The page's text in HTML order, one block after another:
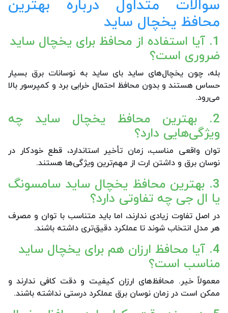
محافظ یخچال ساید
1. آیا استفاده از محافظ برای یخچال ساید
ضروری است؟
بله، چون یخچال‌های ساید بای ساید به نوسانات برق بسیار
حساس هستند و بدون محافظ احتمال خرابی برد و کمپرسور بالا
می‌رود.
2. بهترین محافظ یخچال ساید چه
ویژگی‌هایی دارد؟
توان واقعی مناسب، زمان تأخیر استاندارد، قطع خودکار در
نوسان برق و داشتن ارت از مهم‌ترین ویژگی‌ها هستند.
3. بهترین محافظ یخچال ساید سامسونگ
یا ال جی چه تفاوتی دارد؟
در اصل تفاوت زیادی ندارند، اما باید متناسب با توان و مصرف
هر مدل انتخاب شوند تا عملکرد دقیق‌تری داشته باشند.
4. آیا محافظ ارزان هم برای یخچال ساید
مناسب است؟
معمولاً خیر. محافظ‌های ارزان کیفیت و دقت کافی ندارند و
ممکن است در زمان نوسان برق عملکرد درستی نداشته باشند.